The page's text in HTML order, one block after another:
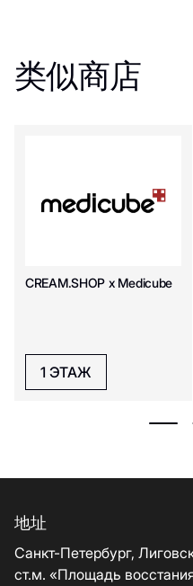
类似商店
CREAM.SHOP х Medicube
1 ЭТАЖ
地址
Санкт-Петербург,
ст.м. «Площадь